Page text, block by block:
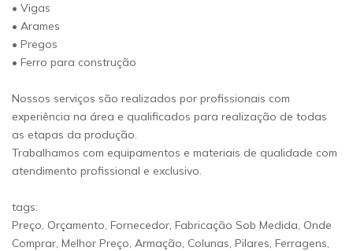
• Vigas
• Arames
• Pregos
• Ferro para construção
Nossos serviços são realizados por profissionais com
experiência na área e qualificados para realização de todas
as etapas da produção.
Trabalhamos com equipamentos e materiais de qualidade com
atendimento profissional e exclusivo.
tags:
Preço, Orçamento, Fornecedor, Fabricação Sob Medida, Onde
Comprar, Melhor Preço, Armação, Colunas, Pilares, Ferragens,